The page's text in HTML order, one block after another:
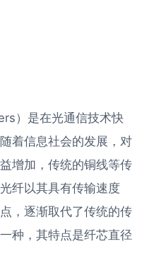
）是在光通信技术快
着信息社会的发展，对
增加，传统的铜线等传
纤以其具有传输速度
，逐渐取代了传统的传
种，其特点是纤芯直径